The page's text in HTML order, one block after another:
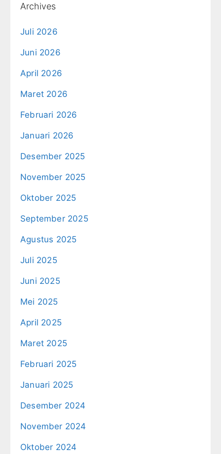
Archives
Juli 2026
Juni 2026
April 2026
Maret 2026
Februari 2026
Januari 2026
Desember 2025
November 2025
Oktober 2025
September 2025
Agustus 2025
Juli 2025
Juni 2025
Mei 2025
April 2025
Maret 2025
Februari 2025
Januari 2025
Desember 2024
November 2024
Oktober 2024